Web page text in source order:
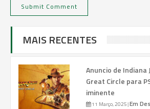
MAIS RECENTES
Anuncio de Indiana
Great Circle para
iminente
11 Março, 2025|Em